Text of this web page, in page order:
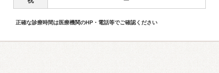
正確な診療時間は医療機関のHP・電話等でご確認ください